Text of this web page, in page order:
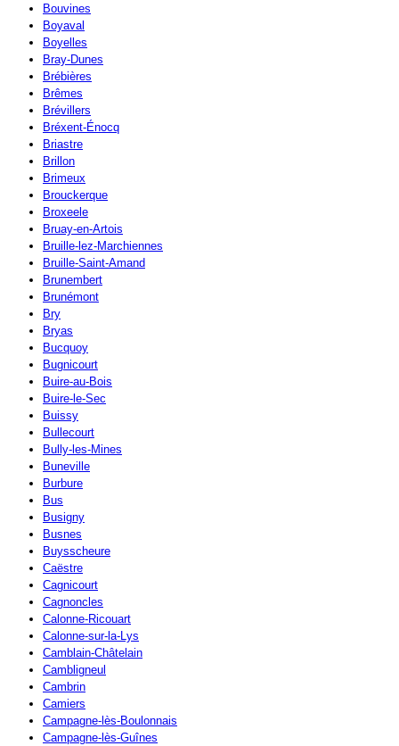
Bouvines
Boyaval
Boyelles
Bray-Dunes
Brébières
Brêmes
Brévillers
Bréxent-Énocq
Briastre
Brillon
Brimeux
Brouckerque
Broxeele
Bruay-en-Artois
Bruille-lez-Marchiennes
Bruille-Saint-Amand
Brunembert
Brunémont
Bry
Bryas
Bucquoy
Bugnicourt
Buire-au-Bois
Buire-le-Sec
Buissy
Bullecourt
Bully-les-Mines
Buneville
Burbure
Bus
Busigny
Busnes
Buysscheure
Caëstre
Cagnicourt
Cagnoncles
Calonne-Ricouart
Calonne-sur-la-Lys
Camblain-Châtelain
Cambligneul
Cambrin
Camiers
Campagne-lès-Boulonnais
Campagne-lès-Guînes